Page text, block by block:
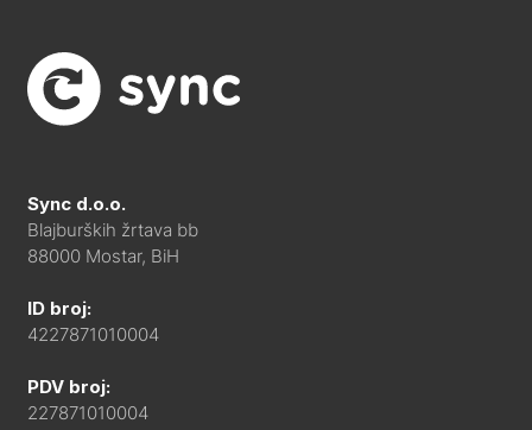
Sync d.o.o.
Blajburških žrtava bb
88000 Mostar, BiH
ID broj:
4227871010004
PDV broj:
227871010004